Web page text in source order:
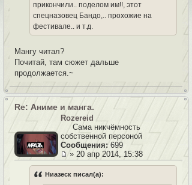
прикончили.. поделом им!!, этот
спецназовец Бандо,.. прохожие на
фестивале.. и т.д.
Мангу читал?
Почитай, там сюжет дальше
продолжается.~
Re: Аниме и манга.
Rozereid
Сама никчёмность
собственной персоной
Сообщения:699
» 20 апр 2014, 15:38
Ниазеск писал(а):